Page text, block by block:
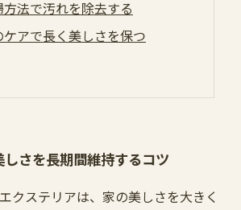
法で汚れを除去する
アで長く美しさを保つ
さを長期間維持するコツ
クステリアは、家の美しさを大きく